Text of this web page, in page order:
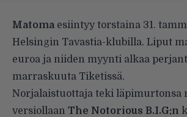
Matomaesiintyy torstaina 31.
Helsingin Tavastia-klubilla. Liput
euroa ja niiden myynti alkaa
marraskuuta Tiketissä.
Norjalaistuottaja teki läpimurtonsa
versiollaan The Notorious B.I.G:n